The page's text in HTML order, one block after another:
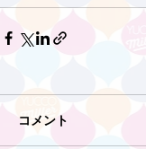
コメント